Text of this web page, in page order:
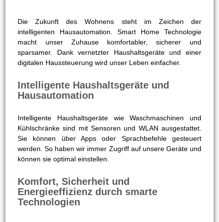
Die Zukunft des Wohnens steht im Zeichen der
intelligenten Hausautomation. Smart Home Technologie
macht unser Zuhause komfortabler, sicherer und
sparsamer. Dank vernetzter Haushaltsgeräte und einer
digitalen Haussteuerung wird unser Leben einfacher.
Intelligente Haushaltsgeräte und
Hausautomation
Intelligente Haushaltsgeräte wie Waschmaschinen und
Kühlschränke sind mit Sensoren und WLAN ausgestattet.
Sie können über Apps oder Sprachbefehle gesteuert
werden. So haben wir immer Zugriff auf unsere Geräte und
können sie optimal einstellen.
Komfort, Sicherheit und
Energieeffizienz durch smarte
Technologien